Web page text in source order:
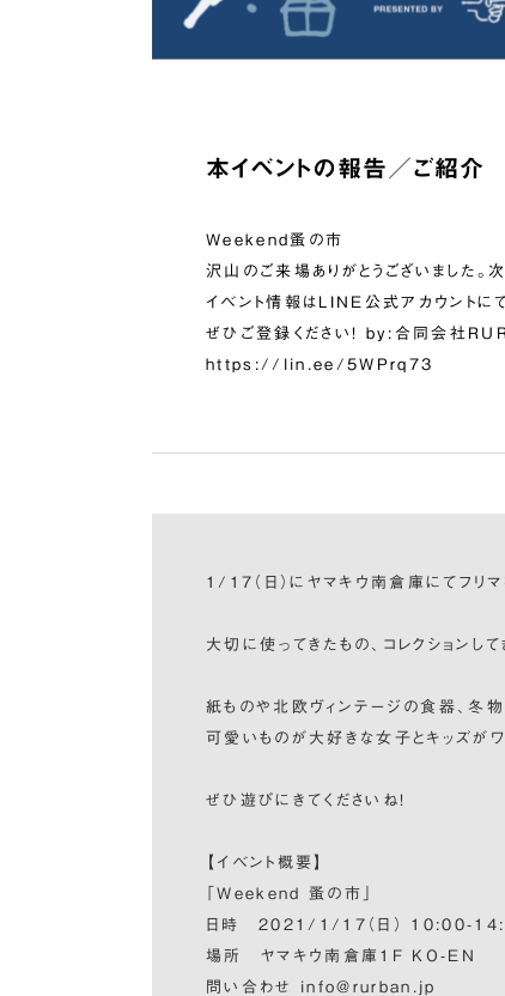
本イベントの報告／ご紹介
Weekend蚤の市
沢山のご来場ありがとうございました。
イベント情報はLINE公式アカウントに
ぜひご登録ください！ by:合同会社
https://lin.ee/5WPrq73
1/17（日）にヤマキウ南倉庫にてフリマ
大切に使ってきたもの、コレクションし
紙ものや北欧ヴィンテージの食器、冬物
可愛いものが大好きな女子とキッズがワ
ぜひ遊びにきてくださいね！
【イベント概要】
「Weekend 蚤の市」
日時 2021/1/17（日） 10:00-
場所 ヤマキウ南倉庫1F KO-EN
問い合わせ info@rurban.jp